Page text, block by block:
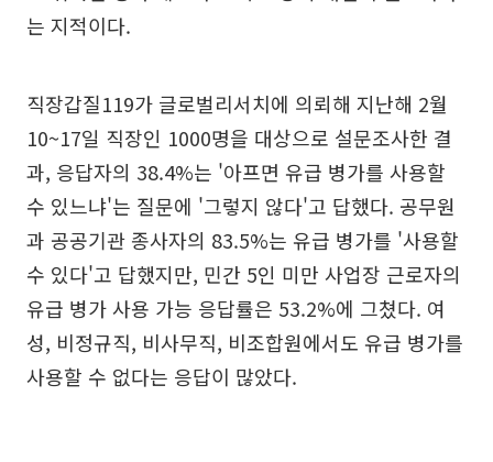
는 지적이다.
직장갑질119가 글로벌리서치에 의뢰해 지난해 2월
10~17일 직장인 1000명을 대상으로 설문조사한 결
과, 응답자의 38.4%는 '아프면 유급 병가를 사용할
수 있느냐'는 질문에 '그렇지 않다'고 답했다. 공무원
과 공공기관 종사자의 83.5%는 유급 병가를 '사용할
수 있다'고 답했지만, 민간 5인 미만 사업장 근로자의
유급 병가 사용 가능 응답률은 53.2%에 그쳤다. 여
성, 비정규직, 비사무직, 비조합원에서도 유급 병가를
사용할 수 없다는 응답이 많았다.